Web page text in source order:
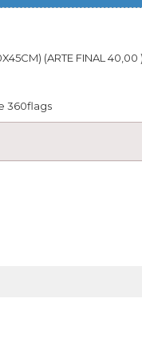
(ARTE FINAL 40,00
360flags